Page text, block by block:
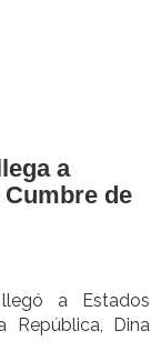
a
de
a Estados
República, Dina